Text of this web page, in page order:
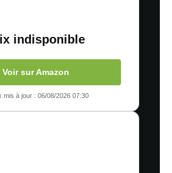
indisponible
Voir sur Amazon
mis à jour : 06/08/2026 07:30